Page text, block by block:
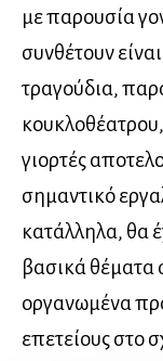
με παρουσία
συνθέτουν
τραγούδια,
γιορτές
σημαντικό
κατάλληλα, θα
βασικά θέματα
οργανωμένα
επετείους στο